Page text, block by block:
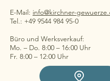
E-Mail: info@kirchner-
Tel.: +49 9544 984 95-0
Büro und Werksverkauf:
Mo. – Do. 8:00 – 16:00 Uhr
Fr. 8:00 – 12:00 Uhr